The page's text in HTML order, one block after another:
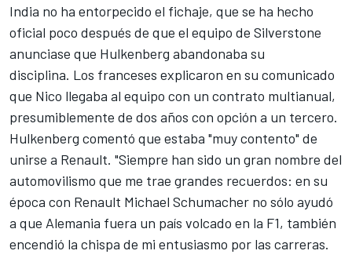
India no ha entorpecido el fichaje, que se ha hecho
oficial poco después de que el equipo de Silverstone
anunciase que Hulkenberg abandonaba su
disciplina. Los franceses explicaron en su comunicado
que Nico llegaba al equipo con un contrato multianual,
presumiblemente de dos años con opción a un tercero.
Hulkenberg comentó que estaba "muy contento" de
unirse a Renault. "Siempre han sido un gran nombre del
automovilismo que me trae grandes recuerdos: en su
época con Renault Michael Schumacher no sólo ayudó
a que Alemania fuera un país volcado en la F1, también
encendió la chispa de mi entusiasmo por las carreras.